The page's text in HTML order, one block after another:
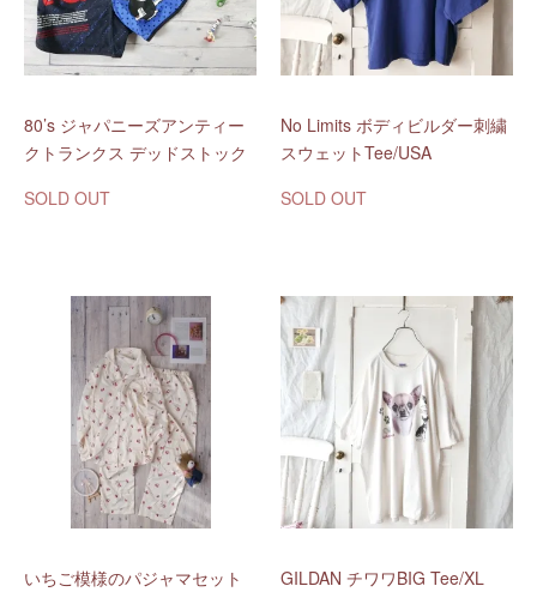
80’s ジャパニーズアンティー
クトランクス デッドストック
SOLD OUT
No Limits ボディビルダー刺繍
スウェットTee/USA
SOLD OUT
いちご模様のパジャマセット
GILDAN チワワBIG Tee/XL